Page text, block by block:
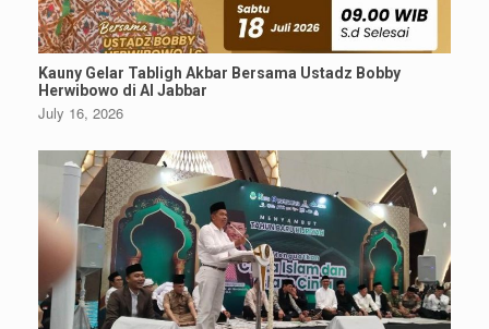
Kauny Gelar Tabligh Akbar Bersama Ustadz Bobby
Herwibowo di Al Jabbar
July 16, 2026